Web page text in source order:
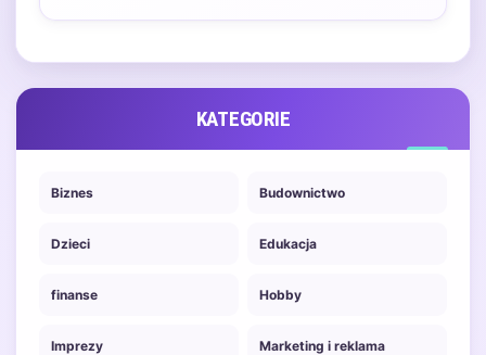
staranności i odpowiednich
KATEGORIE
Biznes Budownictwo
Dzieci Edukacja
finanse Hobby
Imprezy Marketing i reklama